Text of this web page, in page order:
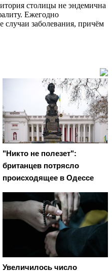
столицы не эндемична
Ежегодно
случаи заболевания, причём
"Никто не полезет":
британцев потрясло
происходящее в Одессе
Увеличилось число